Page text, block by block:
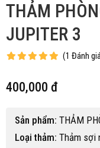
THẢM
JUPITER 3
(1 Đánh giá
400,000 đ
Sản phẩm: THẢM
Loại thảm: Thảm sợi